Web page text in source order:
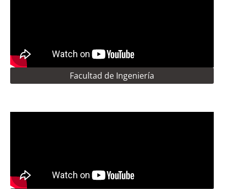
Facultad de Ingeniería